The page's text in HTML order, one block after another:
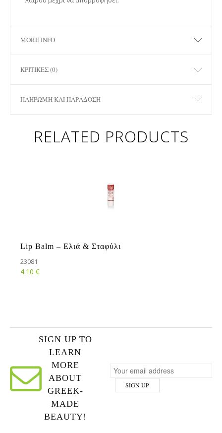
MORE INFO
ΚΡΙΤΙΚΈΣ (0)
ΠΛΗΡΩΜΉ ΚΑΙ ΠΑΡΆΔΟΣΗ
RELATED PRODUCTS
Lip Balm – Ελιά & Σταφύλι
23081
4.10 €
SIGN UP TO
LEARN
MORE
ABOUT
GREEK-
MADE
BEAUTY!